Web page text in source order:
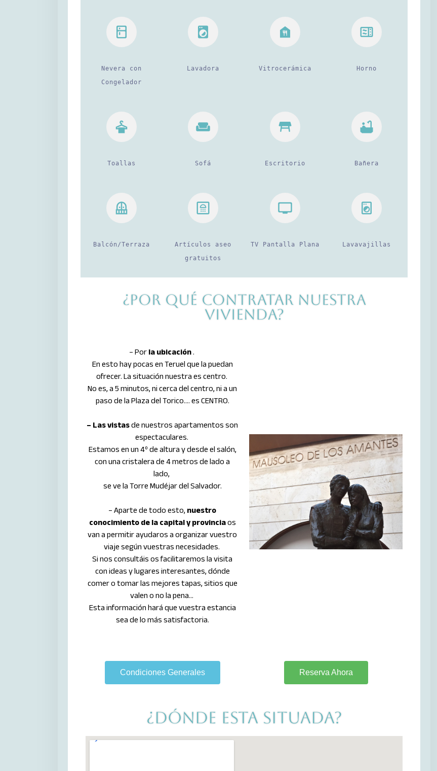
Nevera con
Congelador
Lavadora Vitrocerámica Horno
Toallas Sofá Escritorio Bañera
Balcón/Terraza
Artículos aseo
gratuitos
TV Pantalla Plana Lavavajillas
¿Por qué contratar nuestra
vivienda?
– Porla ubicación.
En esto hay pocas en Teruel que la puedan
ofrecer. La situación nuestra es centro.
No es, a 5 minutos, ni cerca del centro, ni a un
paso de la Plaza del Torico…. es CENTRO.
– Las vistasde nuestros apartamentos son
espectaculares.
Estamos en un 4º de altura y desde el salón,
con una cristalera de 4 metros de lado a
lado,
se ve la Torre Mudéjar del Salvador.
– Aparte de todo esto,nuestro
conocimiento de la capital y provinciaos
van a permitir ayudaros a organizar vuestro
viaje según vuestras necesidades.
Si nos consultáis os facilitaremos la visita
con ideas y lugares interesantes, dónde
comer o tomar las mejores tapas, sitios que
valen o no la pena…
Esta información hará que vuestra estancia
sea de lo más satisfactoria.
Condiciones Generales Reserva Ahora
¿Dónde esta situada?